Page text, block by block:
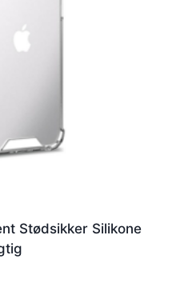
Stødsikker Silikone